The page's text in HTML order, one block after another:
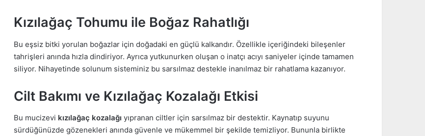
Kızılağaç Tohumu ile Boğaz Rahatlığı
Bu eşsiz bitki yorulan boğazlar için doğadaki en güçlü kalkandır. Özellikle içeriğindeki bileşenler
tahrişleri anında hızla dindiriyor. Ayrıca yutkunurken oluşan o inatçı acıyı saniyeler içinde tamamen
siliyor. Nihayetinde solunum sisteminiz bu sarsılmaz destekle inanılmaz bir rahatlama kazanıyor.
Cilt Bakımı ve Kızılağaç Kozalağı Etkisi
Bu mucizevi kızılağaç kozalağı yıpranan ciltler için sarsılmaz bir destektir. Kaynatıp suyunu
sürdüğünüzde gözenekleri anında güvenle ve mükemmel bir şekilde temizliyor. Bununla birlikte